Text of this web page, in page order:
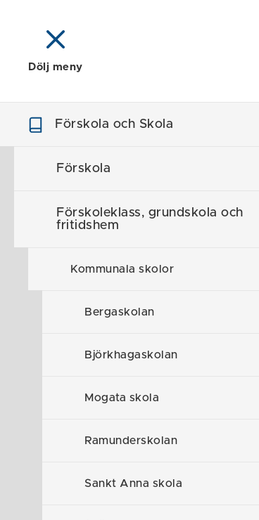
Meny
Dölj meny
Förskola och Skola
Förskola
Förskoleklass, grundskola och
fritidshem
Kommunala skolor
Bergaskolan
Björkhagaskolan
Mogata skola
Ramunderskolan
Sankt Anna skola
Förskola och Skola